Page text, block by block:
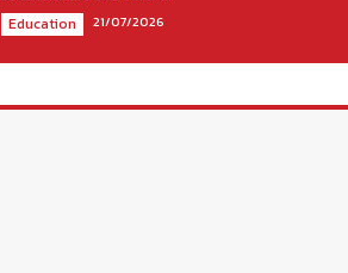
Education 21/07/2026